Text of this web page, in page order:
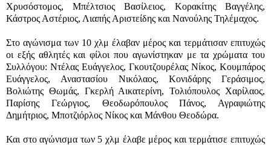
Χρυσόστομος, Μπέλτσιος Βασίλειος, Κορακίτης Βαγγέλης,
Κάστρος Αστέριος, Λιαπής Αριστείδης και Νανούλης Τηλέμαχος.
Στο αγώνισμα των 10 χλμ έλαβαν μέρος και τερμάτισαν επιτυχώς
οι εξής αθλητές και φίλοι που αγωνίστηκαν με τα χρώματα του
Συλλόγου: Ντέλας Ευάγγελος, Γκουτζουρέλας Νίκος, Κουμπάρος
Ευάγγελος, Αναστασίου Νικόλαος, Κονιδάρης Γεράσιμος,
Βολιώτης Θωμάς, Γκερλή Αικατερίνη, Τολιόπουλος Χαρίλαος,
Παρίσης Γεώργιος, Θεοδωρόπουλος Πάνος, Αγραφιώτης
Δημήτριος, Μποτζιόρλος Νίκος και Μάνθου Θεοδώρα.
Και στο αγώνισμα των 5 χλμ έλαβε μέρος και τερμάτισε επιτυχώς